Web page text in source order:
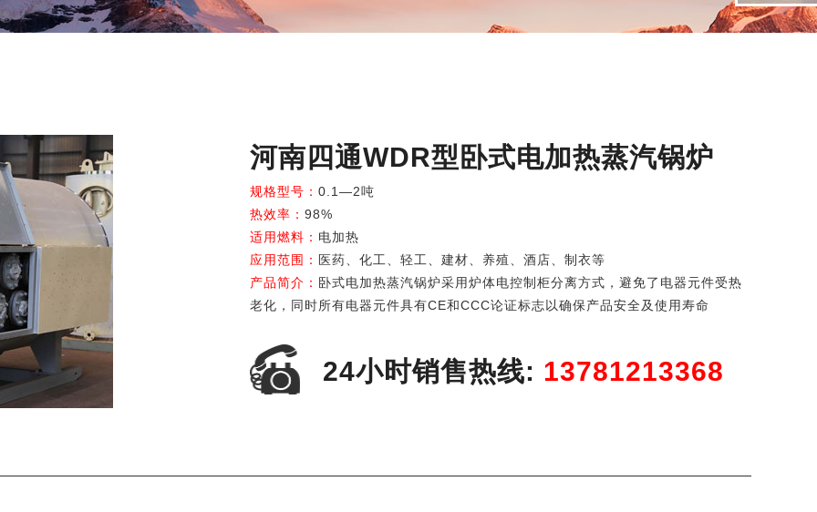
河南四通WDR型卧式电加热蒸汽锅炉
规格型号： 0.1—2吨
热效率： 98%
适用燃料： 电加热
应用范围： 医药、化工、轻工、建材、养殖、酒店、制衣等
产品简介： 卧式电加热蒸汽锅炉采用炉体电控制柜分离方式，避免了电器元件受热
老化，同时所有电器元件具有CE和CCC论证标志以确保产品安全及使用寿命
24小时销售热线: 13781213368